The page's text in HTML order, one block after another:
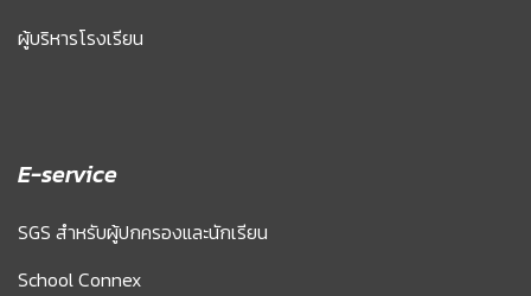
ผู้บริหารโรงเรียน
E-service
SGS สำหรับผู้ปกครองและนักเรียน
School Connex